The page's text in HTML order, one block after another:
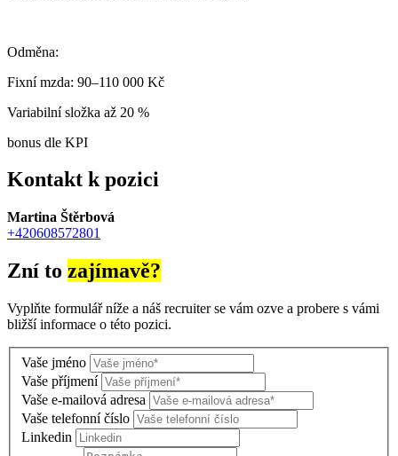
Odměna:
Fixní mzda: 90–110 000 Kč
Variabilní složka až 20 %
bonus dle KPI
Kontakt k pozici
Martina Štěrbová
+420608572801
Zní to zajímavě?
Vyplňte formulář níže a náš recruiter se vám ozve a probere s vámi
bližší informace o této pozici.
Vaše jméno
Vaše příjmení
Vaše e-mailová adresa
Vaše telefonní číslo
Linkedin